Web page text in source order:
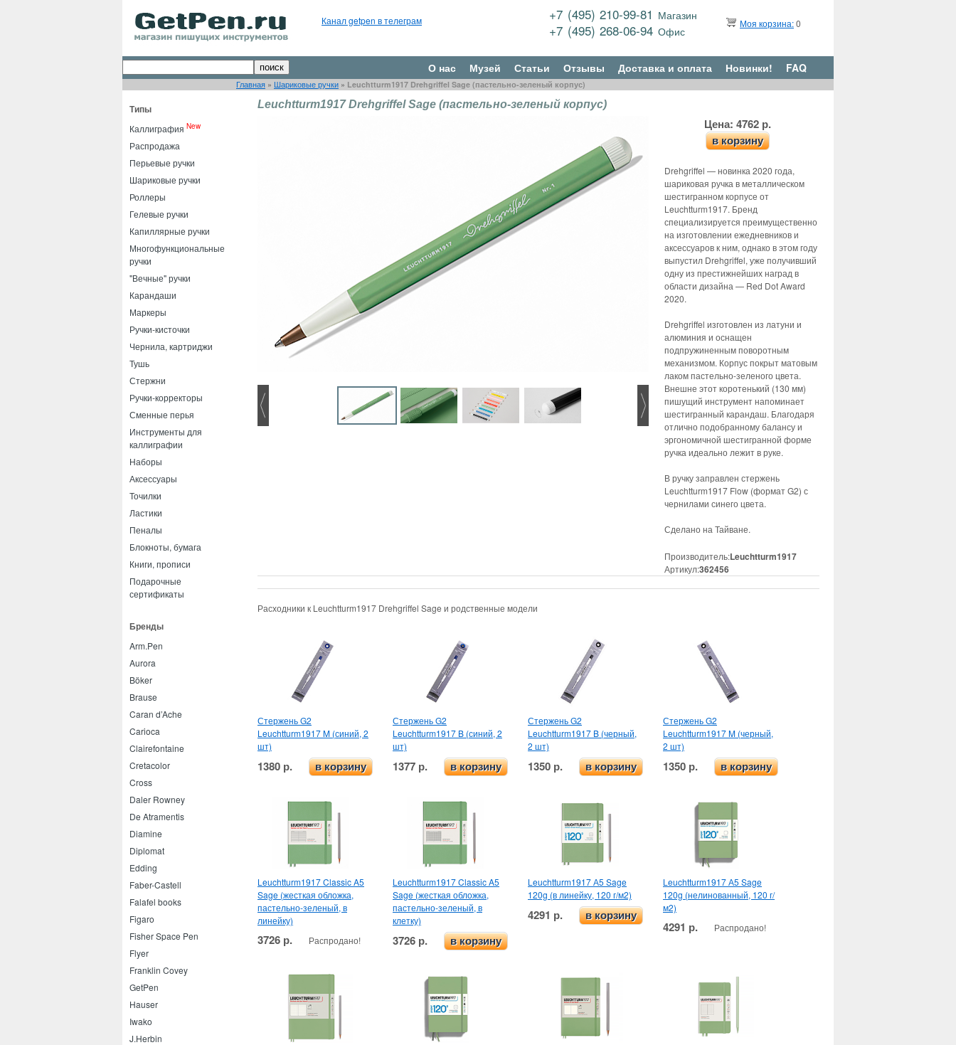
Канал getpen в телеграм +7 (495) 210-99-81 Магазин
+7 (495) 268-06-94Офис
Моя корзина:0
О нас Музей Статьи Отзывы Доставка и оплата Новинки! FAQ
Главная » Шариковые ручки » Leuchtturm1917 Drehgriffel Sage (пастельно-зеленый корпус)
Типы
Каллиграфия New
Распродажа
Перьевые ручки
Шариковые ручки
Роллеры
Гелевые ручки
Капиллярные ручки
Многофункциональные
ручки
"Вечные" ручки
Карандаши
Маркеры
Ручки-кисточки
Чернила, картриджи
Тушь
Стержни
Ручки-корректоры
Сменные перья
Инструменты для
каллиграфии
Наборы
Аксессуары
Точилки
Ластики
Пеналы
Блокноты, бумага
Книги, прописи
Подарочные
сертификаты
Бренды
Arm.Pen
Aurora
Böker
Brause
Caran d’Ache
Carioca
Clairefontaine
Cretacolor
Cross
Daler Rowney
De Atramentis
Diamine
Diplomat
Edding
Faber-Castell
Falafel books
Figaro
Fisher Space Pen
Flyer
Franklin Covey
GetPen
Hauser
Iwako
J.Herbin
Leuchtturm1917 Drehgriffel Sage (пастельно-зеленый корпус)
Цена: 4762 р.
в корзину
Drehgriffel — новинка 2020 года,
шариковая ручка в металлическом
шестигранном корпусе от
Leuchtturm1917. Бренд
специализируется преимущественно
на изготовлении ежедневников и
аксессуаров к ним, однако в этом году
выпустил Drehgriffel, уже получивший
одну из престижнейших наград в
области дизайна — Red Dot Award
2020.
Drehgriffel изготовлен из латуни и
алюминия и оснащен
подпружиненным поворотным
механизмом. Корпус покрыт матовым
лаком пастельно-зеленого цвета.
Внешне этот коротенький (130 мм)
пишущий инструмент напоминает
шестигранный карандаш. Благодаря
отлично подобранному балансу и
эргономичной шестигранной форме
ручка идеально лежит в руке.
В ручку заправлен стержень
Leuchtturm1917 Flow (формат G2) с
чернилами синего цвета.
Сделано на Тайване.
Производитель:Leuchtturm1917
Артикул:362456
Расходники к Leuchtturm1917 Drehgriffel Sage и родственные модели
Стержень G2
Leuchtturm1917 M (синий, 2
шт)
1380 р. в корзину
Стержень G2
Leuchtturm1917 B (синий, 2
шт)
1377 р. в корзину
Стержень G2
Leuchtturm1917 B (черный,
2 шт)
1350 р. в корзину
Стержень G2
Leuchtturm1917 M (черный,
2 шт)
1350 р. в корзину
Leuchtturm1917 Classic A5
Sage (жесткая обложка,
пастельно-зеленый, в
линейку)
3726 р. Распродано!
Leuchtturm1917 Classic A5
Sage (жесткая обложка,
пастельно-зеленый, в
клетку)
3726 р. в корзину
Leuchtturm1917 А5 Sage
120g (в линейку, 120 г/м2)
4291 р. в корзину
Leuchtturm1917 А5 Sage
120g (нелинованный, 120 г/
м2)
4291 р. Распродано!